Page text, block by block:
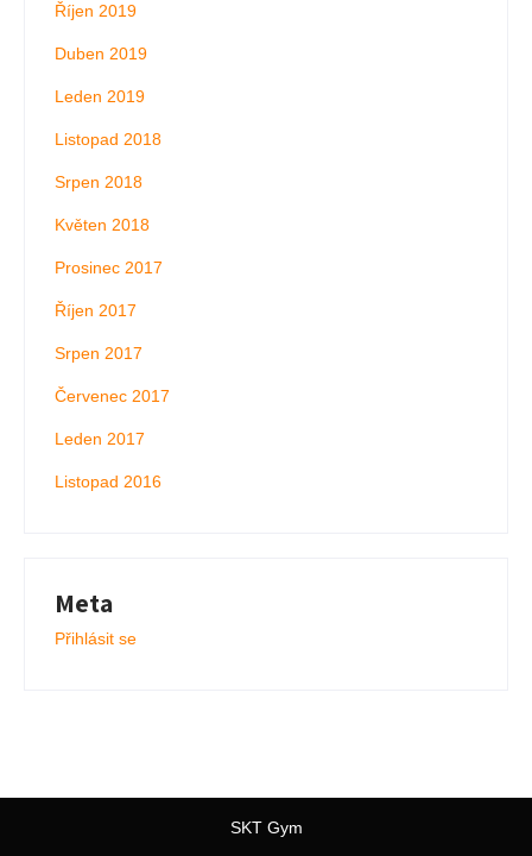
Říjen 2019
Duben 2019
Leden 2019
Listopad 2018
Srpen 2018
Květen 2018
Prosinec 2017
Říjen 2017
Srpen 2017
Červenec 2017
Leden 2017
Listopad 2016
Meta
Přihlásit se
SKT Gym